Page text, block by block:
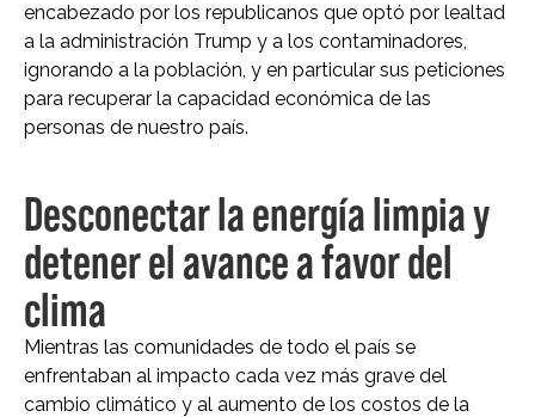
encabezado por los republicanos que optó por lealtad
a la administración Trump y a los contaminadores,
ignorando a la población, y en particular sus peticiones
para recuperar la capacidad económica de las
personas de nuestro país.
Desconectar la energía limpia y
detener el avance a favor del
clima
Mientras las comunidades de todo el país se
enfrentaban al impacto cada vez más grave del
cambio climático y al aumento de los costos de la